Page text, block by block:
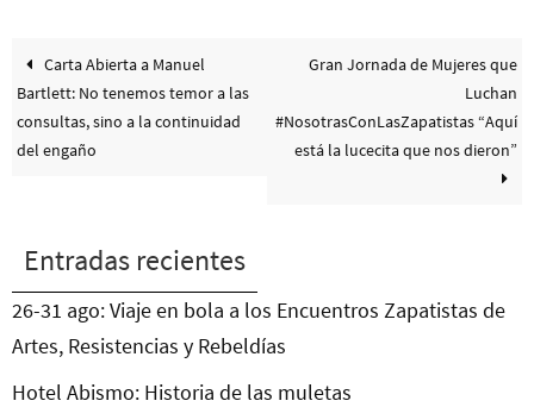
Carta Abierta a Manuel
Bartlett: No tenemos temor a las
consultas, sino a la continuidad
del engaño
Gran Jornada de Mujeres que
Luchan
#NosotrasConLasZapatistas “Aquí
está la lucecita que nos dieron”
Entradas recientes
26-31 ago: Viaje en bola a los Encuentros Zapatistas de
Artes, Resistencias y Rebeldías
Hotel Abismo: Historia de las muletas